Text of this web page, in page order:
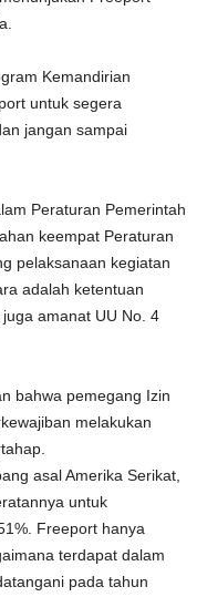
Kemandirian
untuk segera
jangan sampai
Peraturan Pemerintah
keempat Peraturan
pelaksanaan kegiatan
adalah ketentuan
amanat UU No. 4
bahwa pemegang Izin
melakukan
asal Amerika Serikat,
untuk
Freeport hanya
terdapat dalam
pada tahun